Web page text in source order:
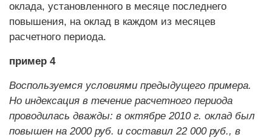
оклада, установленного в месяце последнего
повышения, на оклад в каждом из месяцев
расчетного периода.
пример 4
Воспользуемся условиями предыдущего примера.
Но индексация в течение расчетного периода
проводилась дважды: в октябре 2010 г. оклад был
повышен на 2000 руб. и составил 22 000 руб., в